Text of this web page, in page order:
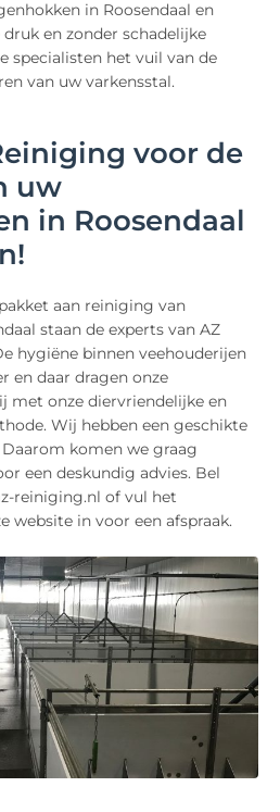
in Roosendaal en
en zonder schadelijke
specialisten het vuil van de
van uw varkensstal.
voor de
uw
in Roosendaal
aan reiniging van
staan de experts van AZ
hygiëne binnen veehouderijen
en daar dragen onze
met onze diervriendelijke en
Wij hebben een geschikte
komen we graag
een deskundig advies. Bel
reiniging.nl of vul het
website in voor een afspraak.